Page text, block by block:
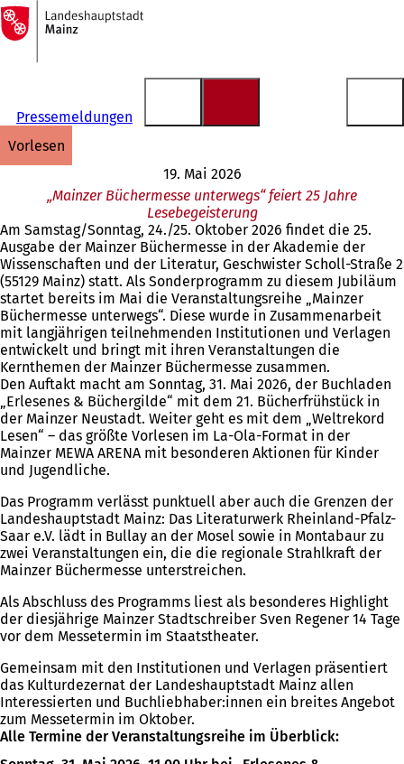
Inhalt anspringen
Zur
Startseite
Pressemeldungen
vorlesen
19. Mai 2026
„Mainzer Büchermesse unterwegs“ feiert 25 Jahre
Lesebegeisterung
Am Samstag/Sonntag, 24./25. Oktober 2026 findet die 25.
Ausgabe der Mainzer Büchermesse in der Akademie der
Wissenschaften und der Literatur, Geschwister Scholl-Straße 2
(55129 Mainz) statt. Als Sonderprogramm zu diesem Jubiläum
startet bereits im Mai die Veranstaltungsreihe „Mainzer
Büchermesse unterwegs“. Diese wurde in Zusammenarbeit
mit langjährigen teilnehmenden Institutionen und Verlagen
entwickelt und bringt mit ihren Veranstaltungen die
Kernthemen der Mainzer Büchermesse zusammen.
Den Auftakt macht am Sonntag, 31. Mai 2026, der Buchladen
„Erlesenes & Büchergilde“ mit dem 21. Bücherfrühstück in
der Mainzer Neustadt. Weiter geht es mit dem „Weltrekord
Lesen“ – das größte Vorlesen im La-Ola-Format in der
Mainzer MEWA ARENA mit besonderen Aktionen für Kinder
und Jugendliche.
Das Programm verlässt punktuell aber auch die Grenzen der
Landeshauptstadt Mainz: Das Literaturwerk Rheinland-Pfalz-
Saar e.V. lädt in Bullay an der Mosel sowie in Montabaur zu
zwei Veranstaltungen ein, die die regionale Strahlkraft der
Mainzer Büchermesse unterstreichen.
Als Abschluss des Programms liest als besonderes Highlight
der diesjährige Mainzer Stadtschreiber Sven Regener 14 Tage
vor dem Messetermin im Staatstheater.
Gemeinsam mit den Institutionen und Verlagen präsentiert
das Kulturdezernat der Landeshauptstadt Mainz allen
Interessierten und Buchliebhaber:innen ein breites Angebot
zum Messetermin im Oktober.
Alle Termine der Veranstaltungsreihe im Überblick: